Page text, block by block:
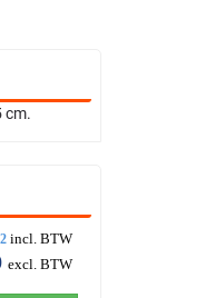
cm.
incl. BTW
excl. BTW